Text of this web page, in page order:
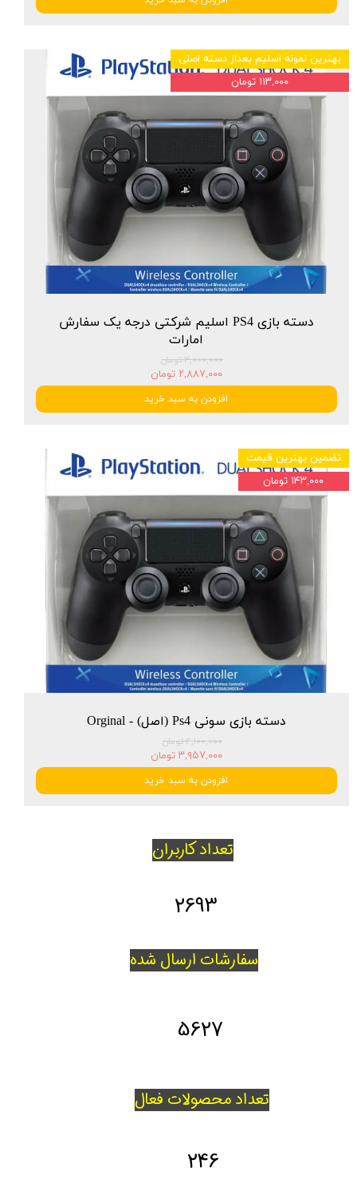
دسته بازی PS4 اسلیم شرکتی درجه یک سفارش
امارات
۳,۰۰۰,۰۰۰ تومان
۲,۸۸۷,۰۰۰ تومان
افزودن به سبد خرید
بهترین نمونه اسلیم بعداز دسته اصلی
۱۱۳,۰۰۰ تومان
دسته بازی سونی Ps4 (اصل) - Orginal
۴,۱۰۰,۰۰۰ تومان
۳,۹۵۷,۰۰۰ تومان
افزودن به سبد خرید
تضمین بهترین قیمت
۱۴۳,۰۰۰ تومان
تعداد کاربران
سفارشات ارسال شده
5627
تعداد محصولات فعال
2693
246